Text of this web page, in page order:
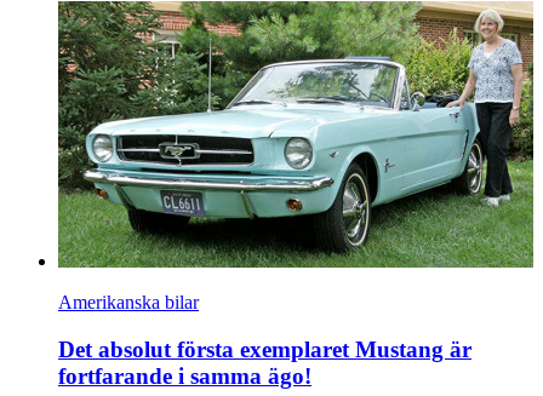
Amerikanska bilar
Det absolut första exemplaret Mustang är
fortfarande i samma ägo!